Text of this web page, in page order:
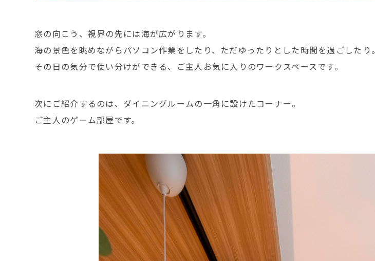
窓の向こう、視界の先には海が広がります。
海の景色を眺めながらパソコン作業をしたり、ただゆったりとした時間を過ごしたり。
その日の気分で使い分けができる、ご主人お気に入りのワークスペースです。
次にご紹介するのは、ダイニングルームの一角に設けたコーナー。
ご主人のゲーム部屋です。